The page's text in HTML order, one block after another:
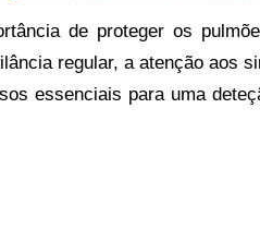
de proteger os
regular, a atenção aos
essenciais para uma